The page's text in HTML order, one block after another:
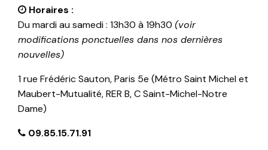
Horaires :
Du mardi au samedi : 13h30 à 19h30 (voir
modifications ponctuelles dans nos dernières
nouvelles)
1 rue Frédéric Sauton, Paris 5e (Métro Saint Michel et
Maubert-Mutualité, RER B, C Saint-Michel-Notre
Dame)
09.85.15.71.91